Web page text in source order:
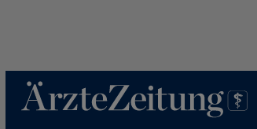
Direkt zum Inhaltsbereich